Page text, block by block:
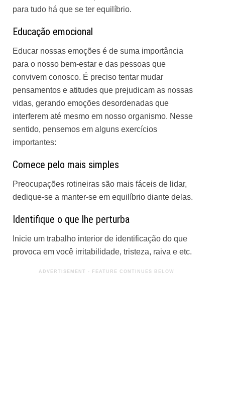
para tudo há que se ter equilíbrio.
Educação emocional
Educar nossas emoções é de suma importância
para o nosso bem-estar e das pessoas que
convivem conosco. É preciso tentar mudar
pensamentos e atitudes que prejudicam as nossas
vidas, gerando emoções desordenadas que
interferem até mesmo em nosso organismo. Nesse
sentido, pensemos em alguns exercícios
importantes:
Comece pelo mais simples
Preocupações rotineiras são mais fáceis de lidar,
dedique-se a manter-se em equilíbrio diante delas.
Identifique o que lhe perturba
Inicie um trabalho interior de identificação do que
provoca em você irritabilidade, tristeza, raiva e etc.